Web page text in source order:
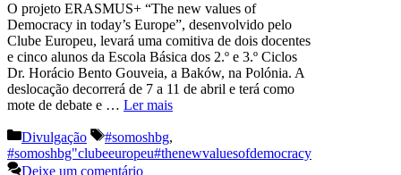
O projeto ERASMUS+ “The new values of
Democracy in today’s Europe”, desenvolvido pelo
Clube Europeu, levará uma comitiva de dois docentes
e cinco alunos da Escola Básica dos 2.º e 3.º Ciclos
Dr. Horácio Bento Gouveia, a Baków, na Polónia. A
deslocação decorrerá de 7 a 11 de abril e terá como
mote de debate e … Ler mais
Categorias
Divulgação Etiquetas
#somoshbg,
#somoshbg"clubeeuropeu#thenewvaluesofdemocracy
Deixe um comentário